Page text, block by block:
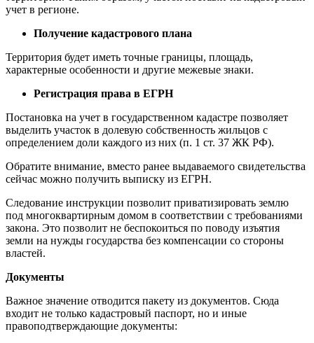
учет в регионе.
Получение кадастрового плана
Территория будет иметь точные границы, площадь,
характерные особенности и другие межевые знаки.
Регистрация права в ЕГРН
Постановка на учет в государственном кадастре позволяет
выделить участок в долевую собственность жильцов с
определением доли каждого из них (п. 1 ст. 37 ЖК РФ).
Обратите внимание, вместо ранее выдаваемого свидетельства
сейчас можно получить выписку из ЕГРН.
Следование инструкции позволит приватизировать землю
под многоквартирным домом в соответствии с требованиями
закона. Это позволит не беспокоиться по поводу изъятия
земли на нужды государства без компенсации со стороны
властей.
Документы
Важное значение отводится пакету из документов. Сюда
входит не только кадастровый паспорт, но и иные
правоподтверждающие документы: